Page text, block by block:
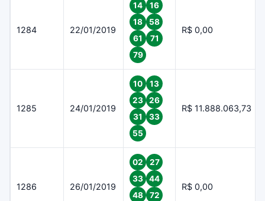
1284 22/01/2019
14
16
18
58
61
71
79
R$ 0,00
1285 24/01/2019
10
13
23
26
31
33
55
R$ 11.888.063,73
1286 26/01/2019
02
27
33
44
48
72
R$ 0,00